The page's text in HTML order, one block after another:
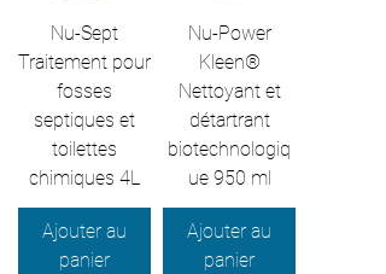
Nu-Sept
Traitement pour
fosses
septiques et
toilettes
chimiques 4L
Ajouter au
panier
Nu-Power
Kleen®
Nettoyant et
détartrant
biotechnologiq
ue 950 ml
Ajouter au
panier